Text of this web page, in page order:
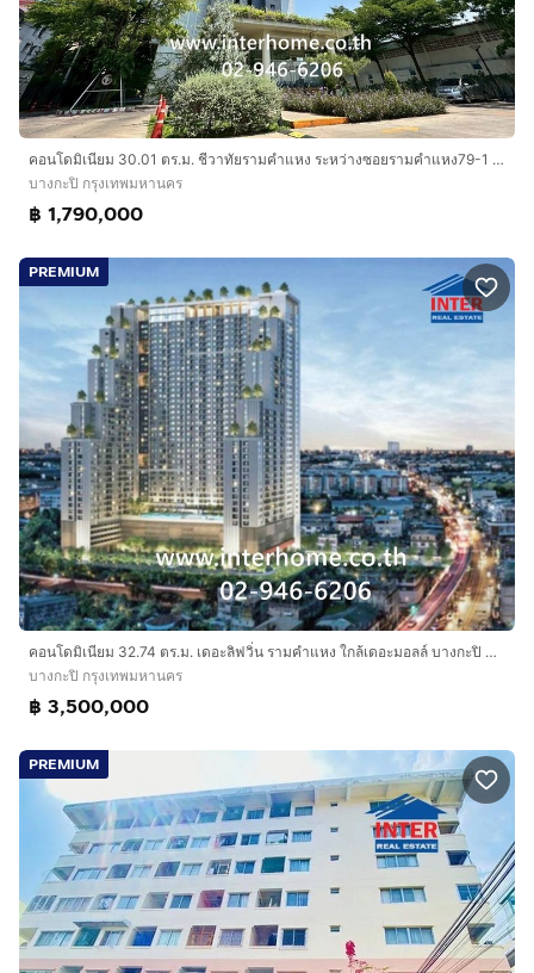
คอนโดมิเนียม 30.01 ตร.ม. ชีวาทัยรามคำแหง ระหว่างซอยรามคำแหง79-1 และ79-2 ถนนรามคำแหง เขตบางกะปิ กรุงเทพมหานคร
บางกะปิ กรุงเทพมหานคร
฿ 1,790,000
PREMIUM
คอนโดมิเนียม 32.74 ตร.ม. เดอะลิฟวิ่น รามคำแหง ใกล้เดอะมอลล์ บางกะปิ แยกลำสาลี ถนนรามคำแหง เขตบางกะปิ กรุงเทพมหานคร
บางกะปิ กรุงเทพมหานคร
฿ 3,500,000
PREMIUM